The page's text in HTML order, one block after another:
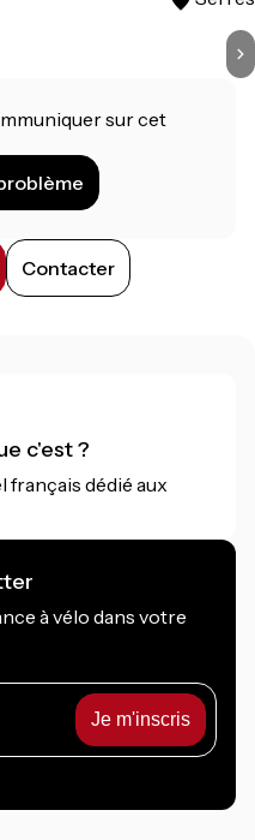
sur cet
Contacter
c'est ?
français dédié aux
à vélo dans votre